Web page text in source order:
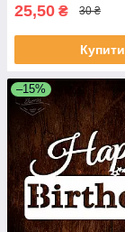
25,50 ₴ 30 ₴
Купити
–15%